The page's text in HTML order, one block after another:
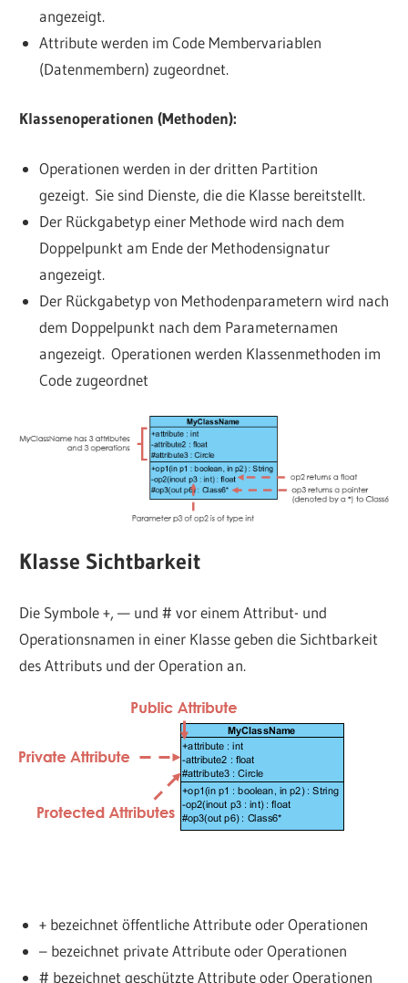
angezeigt.
Attribute werden im Code Membervariablen
(Datenmembern) zugeordnet.
Klassenoperationen (Methoden):
Operationen werden in der dritten Partition
gezeigt. Sie sind Dienste, die die Klasse bereitstellt.
Der Rückgabetyp einer Methode wird nach dem
Doppelpunkt am Ende der Methodensignatur
angezeigt.
Der Rückgabetyp von Methodenparametern wird nach
dem Doppelpunkt nach dem Parameternamen
angezeigt. Operationen werden Klassenmethoden im
Code zugeordnet
Klasse Sichtbarkeit
Die Symbole +, — und # vor einem Attribut- und
Operationsnamen in einer Klasse geben die Sichtbarkeit
des Attributs und der Operation an.
+ bezeichnet öffentliche Attribute oder Operationen
– bezeichnet private Attribute oder Operationen
# bezeichnet geschützte Attribute oder Operationen